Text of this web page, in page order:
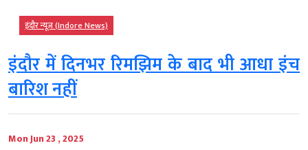
इंदौर न्यूज़ (Indore News)
इंदौर में दिनभर रिमझिम के बाद भी आधा इंच
बारिश नहीं
Mon Jun 23 , 2025